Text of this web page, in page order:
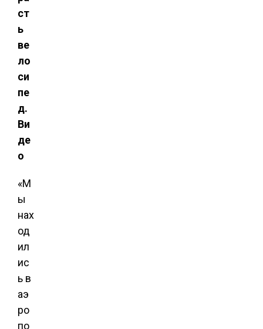
ст
ь
ве
ло
си
пе
д.
Ви
де
о
«М
ы
нах
од
ил
ис
ь в
аэ
ро
по